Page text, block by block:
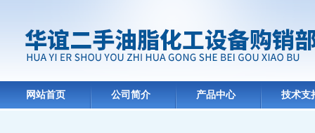
网站首页 公司简介 产品中心 技术支